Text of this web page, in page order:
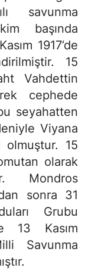
savunma
başında
1917’de
15
Vahdettin
cephede
seyahatten
Viyana
15
olarak
Mondros
sonra 31
Grubu
13 Kasım
Savunma